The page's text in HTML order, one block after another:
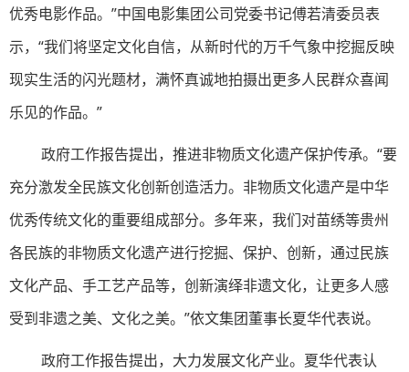
优秀电影作品。”中国电影集团公司党委书记傅若清委员表
示，“我们将坚定文化自信，从新时代的万千气象中挖掘反映
现实生活的闪光题材，满怀真诚地拍摄出更多人民群众喜闻
乐见的作品。”
政府工作报告提出，推进非物质文化遗产保护传承。“要
充分激发全民族文化创新创造活力。非物质文化遗产是中华
优秀传统文化的重要组成部分。多年来，我们对苗绣等贵州
各民族的非物质文化遗产进行挖掘、保护、创新，通过民族
文化产品、手工艺产品等，创新演绎非遗文化，让更多人感
受到非遗之美、文化之美。”依文集团董事长夏华代表说。
政府工作报告提出，大力发展文化产业。夏华代表认